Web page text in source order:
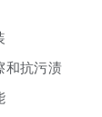
和抗污渍